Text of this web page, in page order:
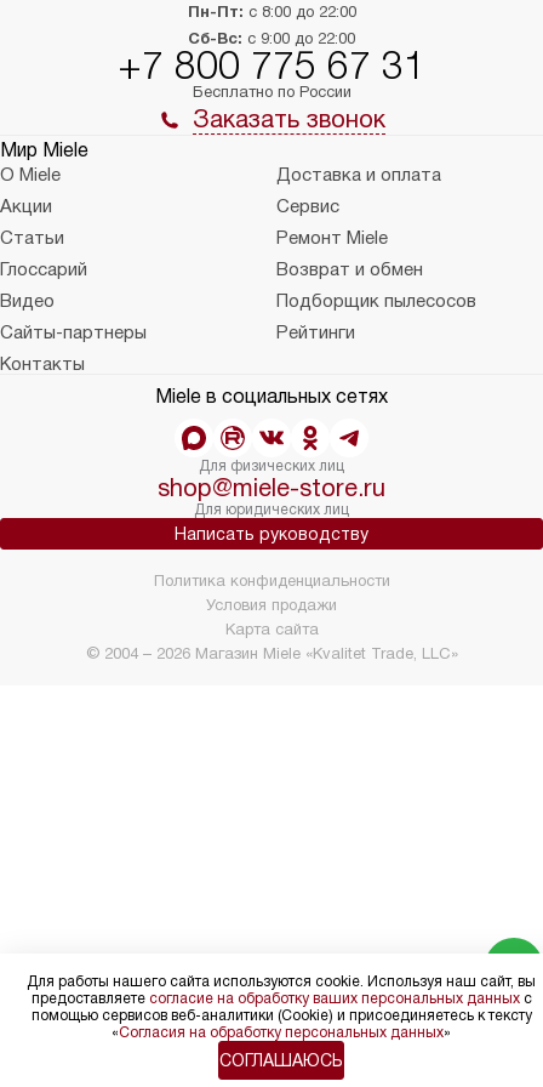
Пн-Пт: с 8:00 до 22:00
Сб-Вс: с 9:00 до 22:00
+7 800 775 67 31
Бесплатно по России
Заказать звонок
Мир Miele
О Miele
Доставка и оплата
Акции
Сервис
Статьи
Ремонт Miele
Глоссарий
Возврат и обмен
Видео
Подборщик пылесосов
Сайты-партнеры
Рейтинги
Контакты
Miele в социальных сетях
Для физических лиц
shop@miele-store.ru
Для юридических лиц
Написать руководству
© 2004 – 2026 Магазин Miele «Kvalitet Trade, LLC»
Политика конфиденциальности
Условия продажи
Карта сайта
Для работы нашего сайта используются cookie. Используя наш сайт, вы
предоставляете согласие на обработку ваших персональных данныхс
помощью сервисов веб-аналитики (Cookie) и присоединяетесь к тексту
«Согласия на обработку персональных данных»
СОГЛАШАЮСЬ